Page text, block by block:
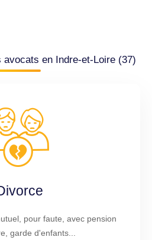
en Indre-et-Loire (37)
pour faute, avec pension
garde d'enfants...